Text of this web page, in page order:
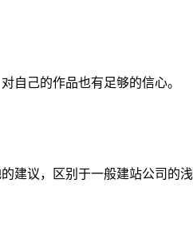
自己的作品也有足够的信心。
建议，区别于一般建站公司的